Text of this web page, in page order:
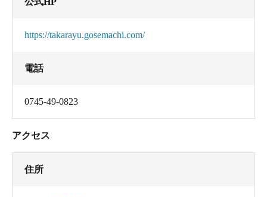
https://takarayu.gosemachi.com/
電話
0745-49-0823
アクセス
住所